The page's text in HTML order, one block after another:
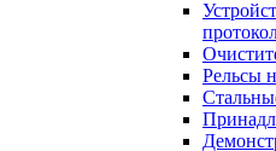
Рельсы